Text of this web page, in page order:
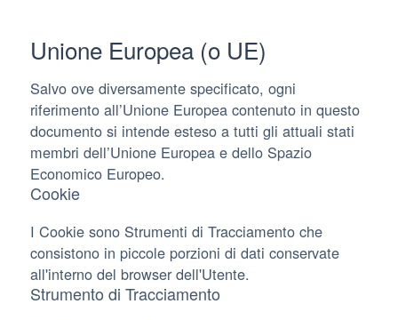
Unione Europea (o UE)
Salvo ove diversamente specificato, ogni
riferimento all’Unione Europea contenuto in questo
documento si intende esteso a tutti gli attuali stati
membri dell’Unione Europea e dello Spazio
Economico Europeo.
Cookie
I Cookie sono Strumenti di Tracciamento che
consistono in piccole porzioni di dati conservate
all'interno del browser dell'Utente.
Strumento di Tracciamento